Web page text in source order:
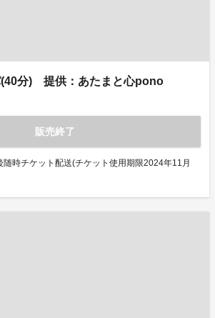
(40分) 提供：あたまと心pono
販売終了
随時チケット配送(チケット使用期限2024年11月